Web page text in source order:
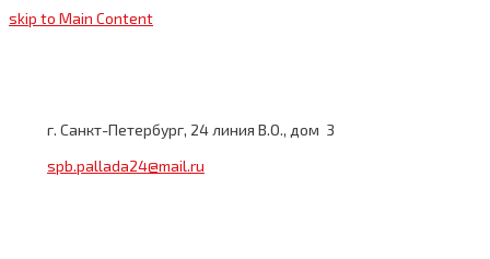
skip to Main Content
г. Санкт-Петербург, 24 линия В.О., дом 3
spb.pallada24@mail.ru